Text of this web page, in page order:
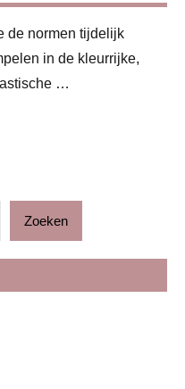
de normen tijdelijk
in de kleurrijke,
…
Zoeken